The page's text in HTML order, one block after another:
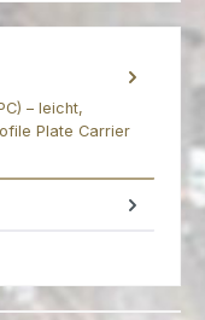
– leicht,
Plate Carrier